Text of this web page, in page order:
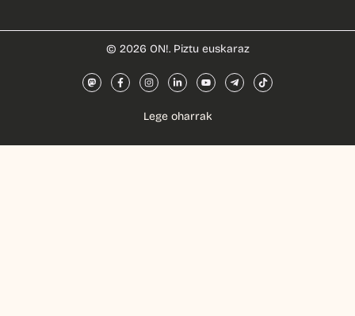
© 2026 ON!. Piztu euskaraz
Lege oharrak